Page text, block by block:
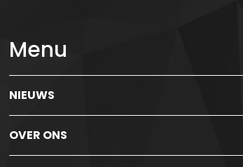
Menu
NIEUWS
OVER ONS